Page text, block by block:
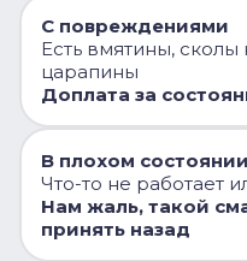
С повреждениями
Есть вмятины, сколы
царапины
Доплата за
В плохом состоянии
Что-то не работает
Нам жаль, такой
принять назад